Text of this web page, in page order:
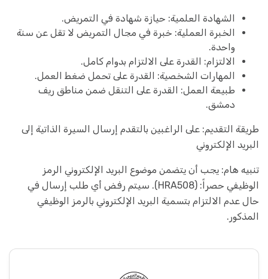
الشهادة العلمية: حيازة شهادة في التمريض.
الخبرة العملية: خبرة في مجال التمريض لا تقل عن سنة
واحدة.
الالتزام: القدرة على الالتزام بدوام كامل.
المهارات الشخصية: القدرة على تحمل ضغط العمل.
طبيعة العمل: القدرة على التنقل ضمن مناطق ريف
دمشق.
طريقة التقديم: على الراغبين بالتقدم إرسال السيرة الذاتية إلى
البريد الإلكتروني
تنبيه هام: يجب أن يتضمن موضوع البريد الإلكتروني الرمز
الوظيفي حصراً: (HRA508). سيتم رفض أي طلب إرسال في
حال عدم الالتزام بتسمية البريد الإلكتروني بالرمز الوظيفي
المذكور.